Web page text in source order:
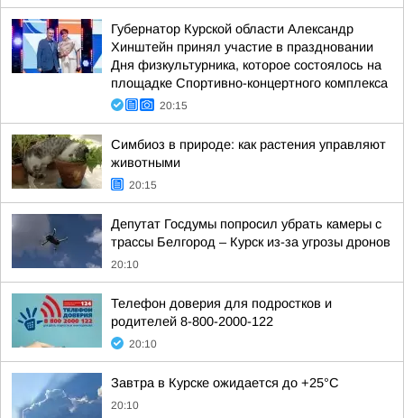
Губернатор Курской области Александр
Хинштейн принял участие в праздновании
Дня физкультурника, которое состоялось на
площадке Спортивно-концертного комплекса
20:15
Симбиоз в природе: как растения управляют
животными
20:15
Депутат Госдумы попросил убрать камеры с
трассы Белгород – Курск из-за угрозы дронов
20:10
Телефон доверия для подростков и
родителей 8-800-2000-122
20:10
Завтра в Курске ожидается до +25°C
20:10